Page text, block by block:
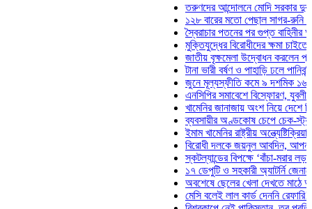
তরুণদের আন্দোলনে মোদি সরকার দুর্বল
১২৮ বারের মতো পেছাল সাগর-রুনি হত্যা
স্বৈরাচার পতনের পর গুপ্ত বাহিনীর
মুক্তিযুদ্ধের বিরোধীদের ক্ষমা চাইতে হবে:
জাতীয় বৃক্ষমেলা উদ্বোধন করলেন প্রধানমন্ত্রী
টানা ভারী বর্ষণ ও পাহাড়ি ঢলে পানিবন্দি
জুনে মূল্যস্ফীতি কমে ৯ দশমিক ১৬ শতাংশ
এনসিপির সমাবেশে বিস্ফোরণ, যুবলীগের দুই
খামেনির জানাজায় অংশ নিয়ে দেশে ফিরলেন
ব্যবসায়ীর অণ্ডকোষ চেপে চেক-স্ট্যাম্পে
ইমাম খামেনির রাষ্ট্রীয় অন্ত্যেষ্টিক্রিয়ায়
বিরোধী দলকে জয়নুল আবদিন, আপনারা ৭১
স্কটল্যান্ডের বিপক্ষে ‘বাঁচা-মরার লড়াইয়ে’
১৭ ডেপুটি ও সহকারী অ্যাটর্নি জেনারেলের
অবশেষে ছেলের খেলা দেখতে মাঠে আসছেন
মেসি বলেই লাল কার্ড দেননি রেফারি! ফাউল